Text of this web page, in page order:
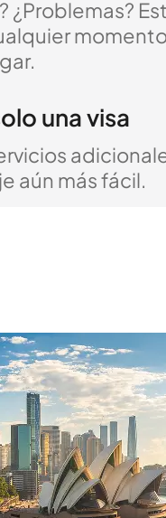
¿Problemas?
una visa
aún más fácil.